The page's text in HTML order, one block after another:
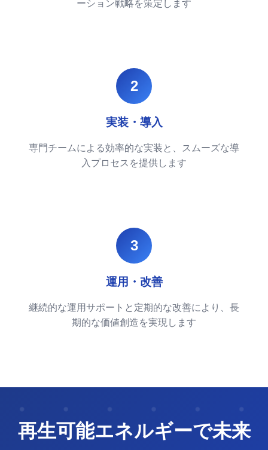
ーション戦略を策定します
2
実装・導入
専門チームによる効率的な実装と、スムーズな導
入プロセスを提供します
3
運用・改善
継続的な運用サポートと定期的な改善により、長
期的な価値創造を実現します
再生可能エネルギーで未来